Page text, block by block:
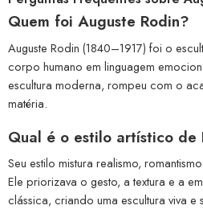
Quem foi Auguste Rodin?
Auguste Rodin (1840–1917) foi o
corpo humano em linguagem
escultura moderna, rompeu com o
matéria.
Qual é o estilo artístico de
Seu estilo mistura realismo,
Ele priorizava o gesto, a textura e a
clássica, criando uma escultura viva e